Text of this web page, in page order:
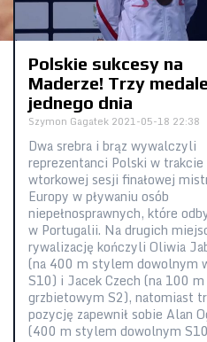
Polskie sukcesy na
Maderze! Trzy medale
jednego dnia
Szymon Gagatek 2021-05-18 22:38
Dwa srebra i brąz wywalczyli
reprezentanci Polski w trakcie
wtorkowej sesji finałowej
Europy w pływaniu osób
niepełnosprawnych, które
w Portugalii. Na drugich
rywalizację kończyli Oliwia
(na 400 m stylem dowolnym
S10) i Jacek Czech (na 100
grzbietowym S2), natomiast
pozycję zapewnił sobie Alan
(400 m stylem dowolnym